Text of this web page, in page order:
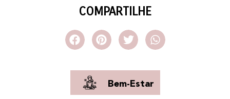
COMPARTILHE
Bem-Estar